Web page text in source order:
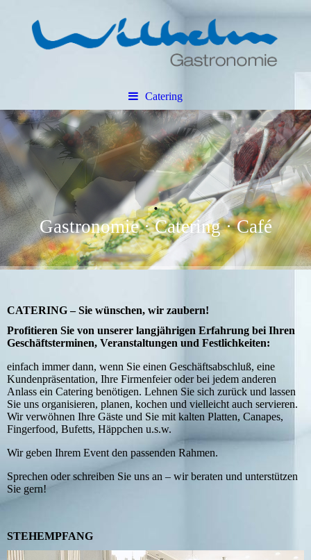
Catering
.
Gastronomie · Catering · Café
CATERING – Sie wünschen, wir zaubern!
Profitieren Sie von unserer langjährigen Erfahrung bei Ihren
Geschäftsterminen, Veranstaltungen und Festlichkeiten:
einfach immer dann, wenn Sie einen Geschäftsabschluß, eine
Kundenpräsentation, Ihre Firmenfeier oder bei jedem anderen
Anlass ein Catering benötigen. Lehnen Sie sich zurück und lassen
Sie uns organisieren, planen, kochen und vielleicht auch servieren.
Wir verwöhnen Ihre Gäste und Sie mit kalten Platten, Canapes,
Fingerfood, Bufetts, Häppchen u.s.w.
Wir geben Ihrem Event den passenden Rahmen.
Sprechen oder schreiben Sie uns an – wir beraten und unterstützen
Sie gern!
STEHEMPFANG